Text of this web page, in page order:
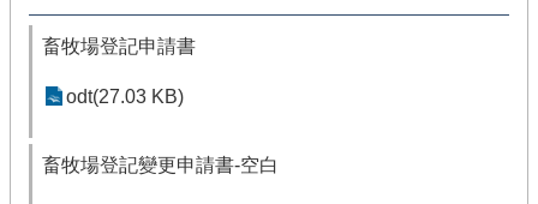
畜牧場登記申請書
odt(27.03 KB)
畜牧場登記變更申請書-空白